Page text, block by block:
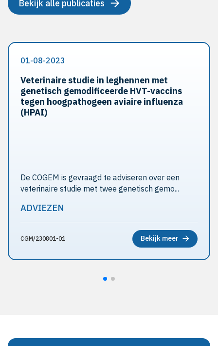
Bekijk alle publicaties
01-08-2023
Veterinaire studie in leghennen met
genetisch gemodificeerde HVT-vaccins
tegen hoogpathogeen aviaire influenza
(HPAI)
De COGEM is gevraagd te adviseren over een
veterinaire studie met twee genetisch gemo...
ADVIEZEN
CGM/230801-01 Bekijk meer